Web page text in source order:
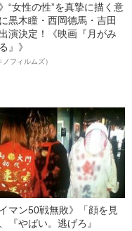
“女性の性”を真摯に描く意
黒木瞳・西岡德馬・吉田
演決定！《映画『月がみ
』》
ノフィルムズ）
イマン50戦無敗》「顔を見
『やばい。逃げろ』